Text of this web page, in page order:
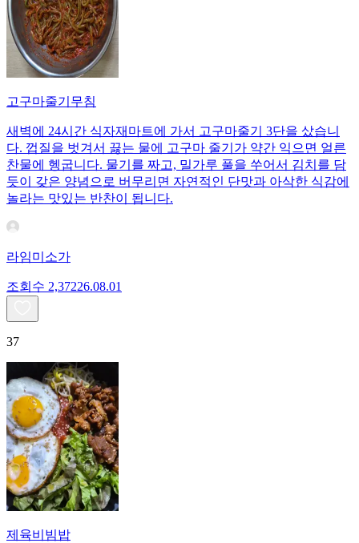
고구마줄기무침
새벽에 24시간 식자재마트에 가서 고구마줄기 3단을 샀습니
다. 껍질을 벗겨서 끓는 물에 고구마 줄기가 약간 익으면 얼른
찬물에 헹굽니다. 물기를 짜고, 밀가루 풀을 쑤어서 김치를 담
듯이 갖은 양념으로 버무리면 자연적인 단맛과 아삭한 식감에
놀라는 맛있는 반찬이 됩니다.
라임미소가
조회수 2,37226.08.01
37
제육비빔밥